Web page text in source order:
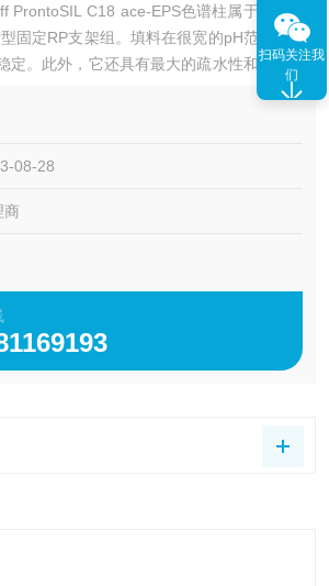
ProntoSIL C18 ace-EPS色谱柱属于具有
固定RP支架组。填料在很宽的pH范围内
定。此外，它还具有最大的疏水性和最大
08-28
商
扫码关注我
们